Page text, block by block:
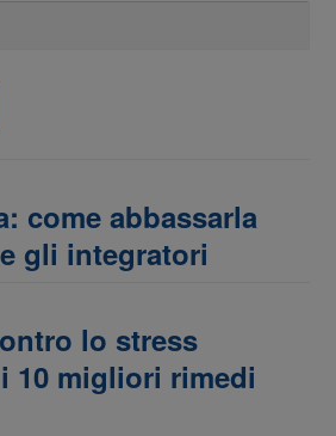
come abbassarla
gli integratori
lo stress
10 migliori rimedi